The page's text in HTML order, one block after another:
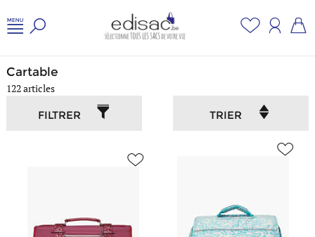
Cartable
122 articles
FILTRER
TRIER